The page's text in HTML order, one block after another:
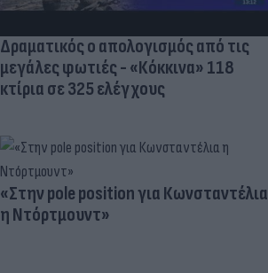
Δραματικός ο απολογισμός από τις
μεγάλες φωτιές - «Κόκκινα» 118
κτίρια σε 325 ελέγχους
«Στην pole position για Κωνσταντέλια
η Ντόρτμουντ»